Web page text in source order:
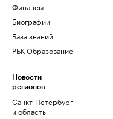
Финансы
Биографии
База знаний
РБК Образование
Новости
регионов
Санкт-Петербург
и область